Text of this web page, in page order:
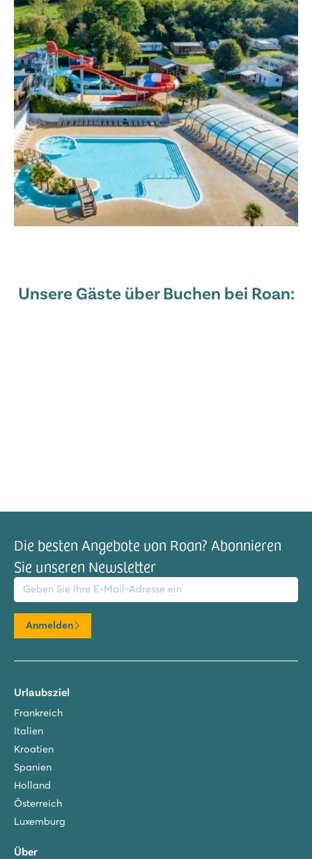
Unsere Gäste über Buchen bei Roan:
Die besten Angebote von Roan? Abonnieren
Sie unseren Newsletter
Adresse
Anmelden
Urlaubsziel
Frankreich
Italien
Kroatien
Spanien
Holland
Österreich
Luxemburg
Über